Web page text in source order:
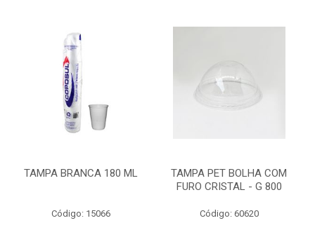
TAMPA BRANCA 180 ML
Código: 15066
TAMPA PET BOLHA COM
FURO CRISTAL - G 800
Código: 60620